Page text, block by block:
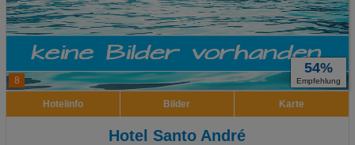
8
54%
Empfehlung
Hotelinfo Bilder Karte
Hotel Santo André